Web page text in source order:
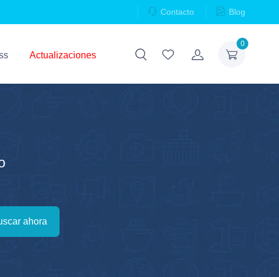
Contacto Blog
0
Actualizaciones
ahora